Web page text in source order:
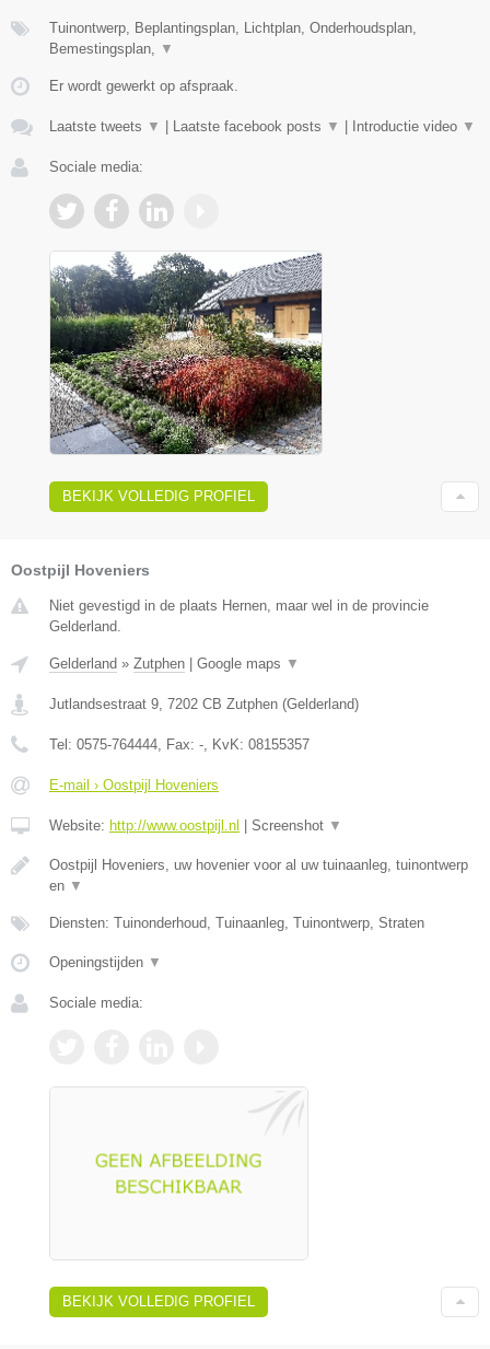
Tuinontwerp, Beplantingsplan, Lichtplan, Onderhoudsplan,
Bemestingsplan,
▼
Er wordt gewerkt op afspraak.
Laatste tweets ▼ Laatste facebook posts ▼ Introductie video ▼
Sociale media:
BEKIJK VOLLEDIG PROFIEL
Oostpijl Hoveniers
Niet gevestigd in de plaats Hernen, maar wel in de provincie
Gelderland.
Gelderland » Zutphen Google maps ▼
Jutlandsestraat 9, 7202 CB Zutphen (Gelderland)
Tel: 0575-764444, Fax: -, KvK: 08155357
E-mail › Oostpijl Hoveniers
Website: http://www.oostpijl.nl Screenshot ▼
Oostpijl Hoveniers, uw hovenier voor al uw tuinaanleg, tuinontwerp
en ▼
Diensten: Tuinonderhoud, Tuinaanleg, Tuinontwerp, Straten
Openingstijden ▼
Sociale media:
BEKIJK VOLLEDIG PROFIEL